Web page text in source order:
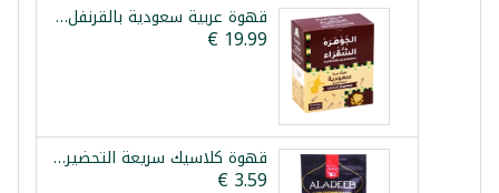
قهوة عربية سعودية بالقرنفل الجوهرة 10 ظروف
قهوة كلاسيك سريعة التحضير الاديب 100غ